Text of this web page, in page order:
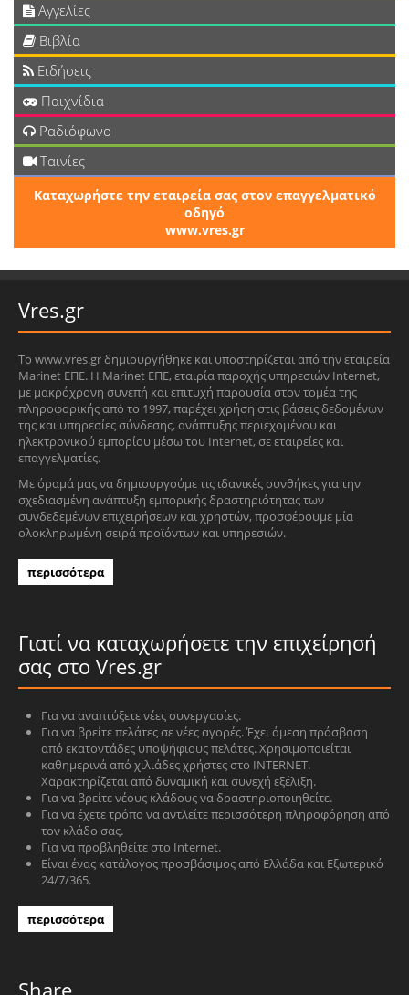
Αγγελίες
Βιβλία
Ειδήσεις
Παιχνίδια
Ραδιόφωνο
Ταινίες
Καταχωρήστε την εταιρεία σας στον επαγγελματικό
οδηγό
www.vres.gr
Vres.gr
Το www.vres.gr δημιουργήθηκε και υποστηρίζεται από την εταιρεία
Marinet ΕΠΕ. Η Marinet ΕΠΕ, εταιρία παροχής υπηρεσιών Internet,
με μακρόχρονη συνεπή και επιτυχή παρουσία στον τομέα της
πληροφορικής από το 1997, παρέχει χρήση στις βάσεις δεδομένων
της και υπηρεσίες σύνδεσης, ανάπτυξης περιεχομένου και
ηλεκτρονικού εμπορίου μέσω του Internet, σε εταιρείες και
επαγγελματίες.
Με όραμά μας να δημιουργούμε τις ιδανικές συνθήκες για την
σχεδιασμένη ανάπτυξη εμπορικής δραστηριότητας των
συνδεδεμένων επιχειρήσεων και χρηστών, προσφέρουμε μία
ολοκληρωμένη σειρά προϊόντων και υπηρεσιών.
περισσότερα
Γιατί να καταχωρήσετε την επιχείρησή
σας στο Vres.gr
Για να αναπτύξετε νέες συνεργασίες.
Για να βρείτε πελάτες σε νέες αγορές. Έχει άμεση πρόσβαση
από εκατοντάδες υποψήφιους πελάτες. Χρησιμοποιείται
καθημερινά από χιλιάδες χρήστες στο INTERNET.
Χαρακτηρίζεται από δυναμική και συνεχή εξέλιξη.
Για να βρείτε νέους κλάδους να δραστηριοποιηθείτε.
Για να έχετε τρόπο να αντλείτε περισσότερη πληροφόρηση από
τον κλάδο σας.
Για να προβληθείτε στο Internet.
Είναι ένας κατάλογος προσβάσιμος από Ελλάδα και Εξωτερικό
24/7/365.
περισσότερα